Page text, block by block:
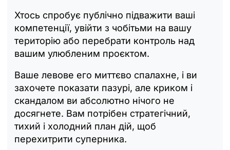
Хтось спробує публічно підважити ваші
компетенції, увійти з чобітьми на вашу
територію або перебрати контроль над
вашим улюбленим проєктом.
Ваше левове его миттєво спалахне, і ви
захочете показати пазурі, але криком і
скандалом ви абсолютно нічого не
досягнете. Вам потрібен стратегічний,
тихий і холодний план дій, щоб
перехитрити суперника.